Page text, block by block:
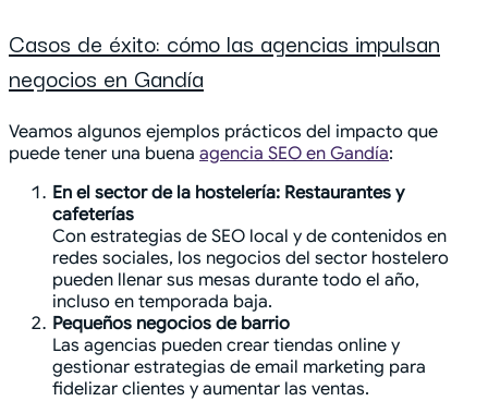
Casos de éxito: cómo las agencias impulsan
negocios en Gandía
Veamos algunos ejemplos prácticos del impacto que
puede tener una buena agencia SEO en Gandía:
En el sector de la hostelería: Restaurantes y
cafeterías
Con estrategias de SEO local y de contenidos en
redes sociales, los negocios del sector hostelero
pueden llenar sus mesas durante todo el año,
incluso en temporada baja.
Pequeños negocios de barrio
Las agencias pueden crear tiendas online y
gestionar estrategias de email marketing para
fidelizar clientes y aumentar las ventas.